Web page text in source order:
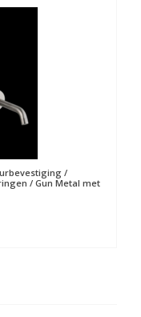
/
/ Gun Metal met